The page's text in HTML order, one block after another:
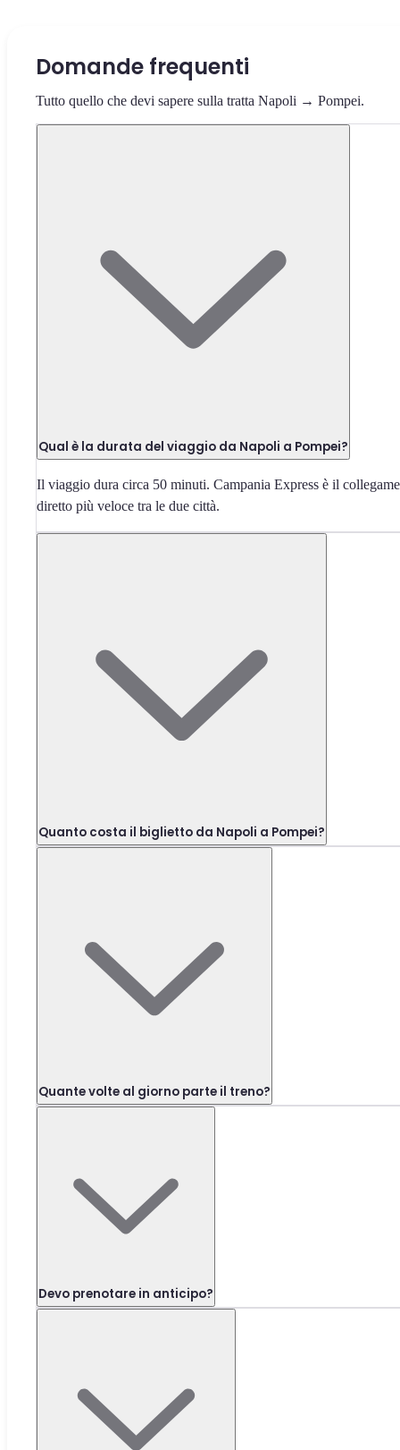
Domande frequenti
Tutto quello che devi sapere sulla tratta Napoli → Pompei.
Qual è la durata del viaggio da Napoli a Pompei?
Il viaggio dura circa 50 minuti. Campania Express è il
diretto più veloce tra le due città.
Quanto costa il biglietto da Napoli a Pompei?
Quante volte al giorno parte il treno?
Devo prenotare in anticipo?